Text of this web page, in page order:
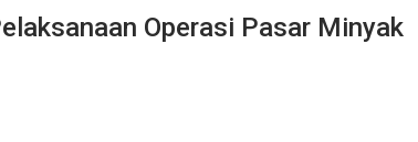
Operasi Pasar Minyak